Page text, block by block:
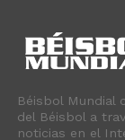
Béisbol Mundial
del Béisbol a
noticias en el